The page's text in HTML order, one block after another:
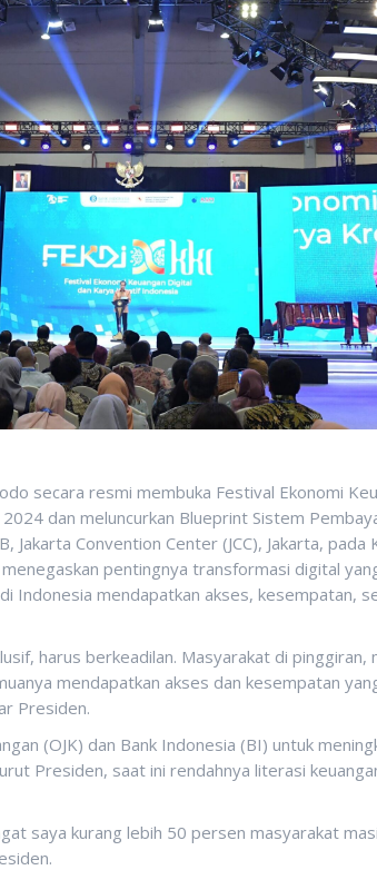
secara resmi membuka Festival Ekonomi
dan meluncurkan Blueprint Sistem
Convention Center (JCC), Jakarta, pada
pentingnya transformasi digital
Indonesia mendapatkan akses, kesempatan,
harus berkeadilan. Masyarakat di pinggiran,
mendapatkan akses dan kesempatan
Presiden.
(OJK) dan Bank Indonesia (BI) untuk
Presiden, saat ini rendahnya literasi
saya kurang lebih 50 persen masyarakat